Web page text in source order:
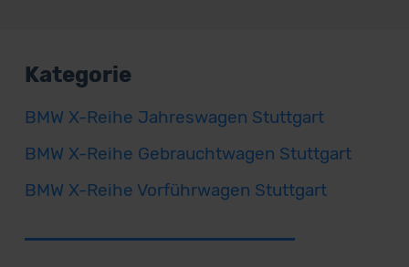
Kategorie
BMW X-Reihe Jahreswagen Stuttgart
BMW X-Reihe Gebrauchtwagen Stuttgart
BMW X-Reihe Vorführwagen Stuttgart